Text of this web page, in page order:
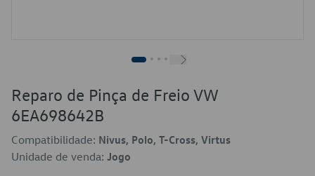
Reparo de Pinça de Freio VW
6EA698642B
Compatibilidade: Nivus, Polo, T-Cross, Virtus
Unidade de venda: Jogo